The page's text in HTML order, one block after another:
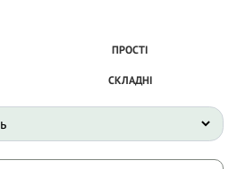
ПРОСТІ
СКЛАДНІ